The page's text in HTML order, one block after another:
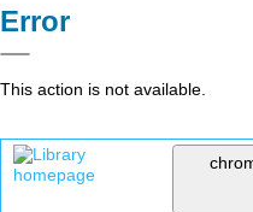
Error
This action is not available.